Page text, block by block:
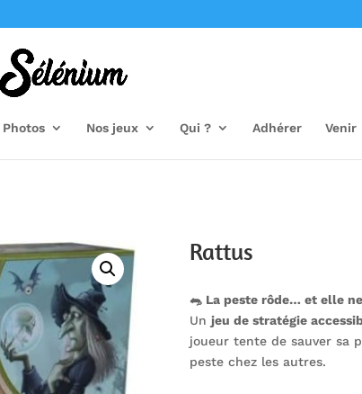
Photos Nos jeux Qui ? Adhérer Venir
Rattus
🐀 La peste rôde… et elle
Un jeu de stratégie
joueur tente de sauver sa
peste chez les autres.